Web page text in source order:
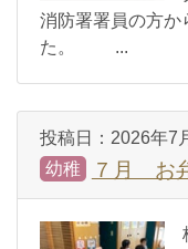
消防署署員の方か
た。 ...
投稿日： 2026年7
幼稚
７月 お